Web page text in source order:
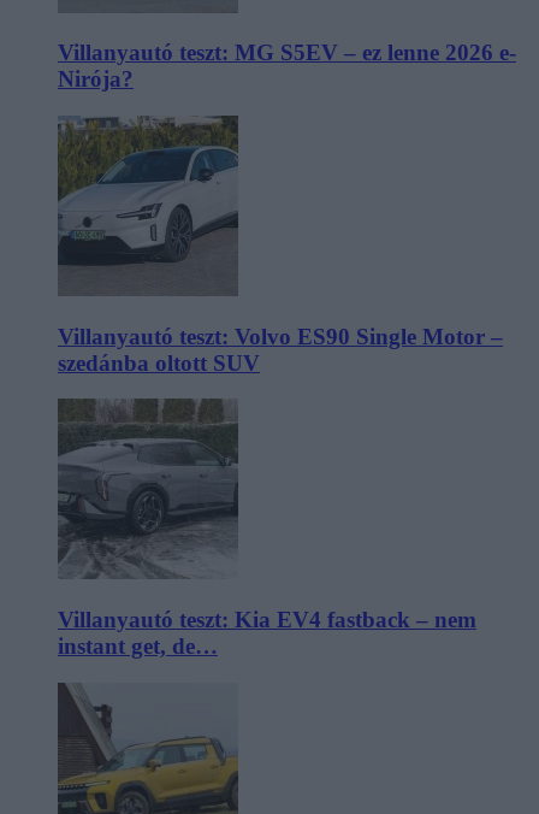
Villanyautó teszt: MG S5EV – ez lenne 2026 e-
Nirója?
Villanyautó teszt: Volvo ES90 Single Motor –
szedánba oltott SUV
Villanyautó teszt: Kia EV4 fastback – nem
instant get, de…